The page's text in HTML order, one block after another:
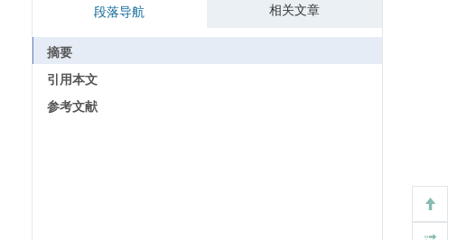
段落导航 相关文章
摘要
引用本文
参考文献